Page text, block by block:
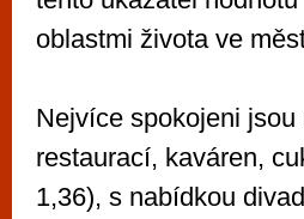
oblastmi života ve
Nejvíce spokojeni
restaurací, kaváren,
1,36), s nabídkou